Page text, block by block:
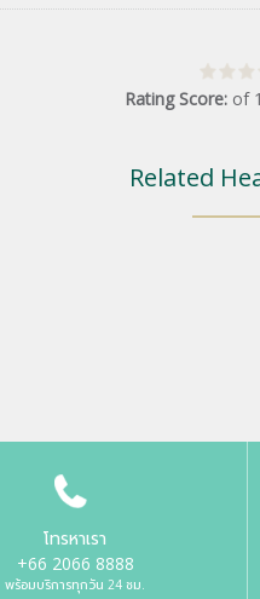
Rating Score: of
Related
โทรหาเรา
+66 2066 8888
พร้อมบริการทุกวัน 24 ชม.